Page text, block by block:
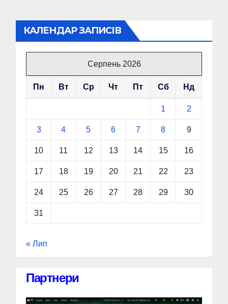
КАЛЕНДАР ЗАПИСІВ
Серпень 2026
Пн Вт Ср Чт Пт Сб Нд
1 2
3 4 5 6 7 8 9
10 11 12 13 14 15 16
17 18 19 20 21 22 23
24 25 26 27 28 29 30
31
« Лип
Партнери